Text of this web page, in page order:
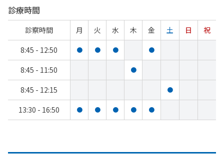
診療時間
診察時間 月 火 水 木 金 土 日
祝
8:45 - 12:50
● ● ● ●
8:45 - 11:50 ●
8:45 - 12:15 ●
13:30 - 16:50 ● ● ● ● ●